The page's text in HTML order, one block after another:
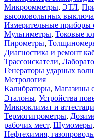
Микроомметры, ЭТЛ,
высоковольтных
Измерительные приборы
Мультиметры, Токовые
Пирометры,
Диагностика и ремонт
Трассоискатели,
Генераторы ударных волн
Метрология
Калибраторы, Магазины
Эталоны, Устройства
Микроклимат и
Термогигрометры,
рабочих мест, Шумомеры,
Нефтехимия,